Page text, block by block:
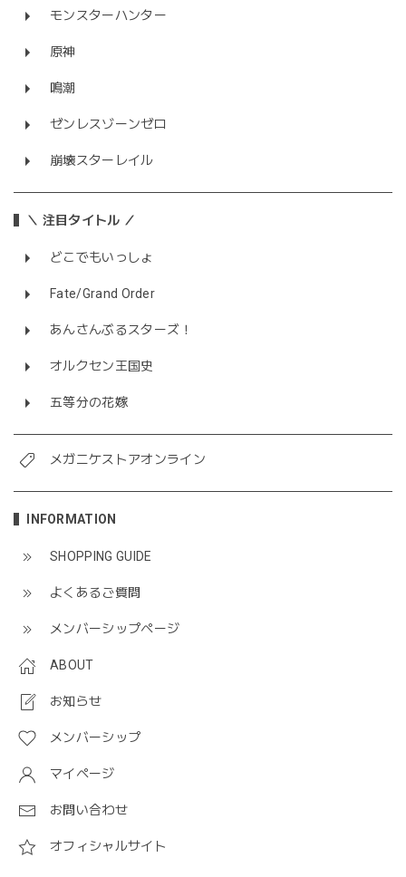
モンスターハンター
原神
鳴潮
ゼンレスゾーンゼロ
崩壊スターレイル
＼ 注目タイトル ／
どこでもいっしょ
Fate/Grand Order
あんさんぶるスターズ！
オルクセン王国史
五等分の花嫁
メガニケストアオンライン
INFORMATION
SHOPPING GUIDE
よくあるご質問
メンバーシップページ
ABOUT
お知らせ
メンバーシップ
マイページ
お問い合わせ
オフィシャルサイト